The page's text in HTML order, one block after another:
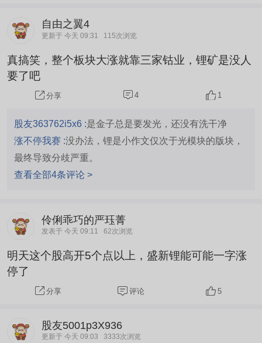
自由之翼4
更新于 今天 09:31 115次浏览
真搞笑，整个板块大涨就靠三家钴业，锂矿是没人
要了吧
分享 4 1
股友363762i5x6 :是金子总是要发光，还没有洗干净
涨不停我赛 :没办法，锂是小作文仅次于光模块的版块，
最终导致分歧严重。
查看全部4条评论 >
伶俐乖巧的严珏菁
发表于 今天 09:11 62次浏览
明天这个股高开5个点以上，盛新锂能可能一字涨
停了
分享 评论 5
股友5001p3X936
更新于 今天 09:03 3333次浏览